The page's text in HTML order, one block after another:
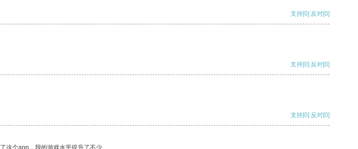
支持[0] 反对[0]
支持[0] 反对[0]
支持[0] 反对[0]
这个app，我的游戏水平提升了不少。